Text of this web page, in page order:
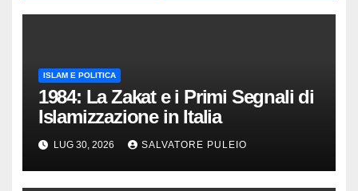
ISLAM E POLITICA
1984: La Zakat e i Primi Segnali di
Islamizzazione in Italia
LUG 30, 2026 SALVATORE PULEIO